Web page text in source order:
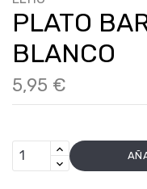
PLATO
BLANCO
5,95 €